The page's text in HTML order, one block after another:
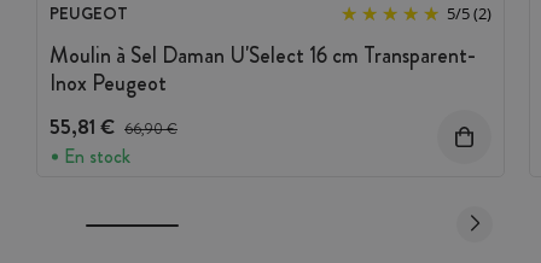
PEUGEOT 5/5(2)
Moulin à Sel Daman U'Select 16 cm Transparent-
Inox Peugeot
55,81 € Prix avant réduction :
66,90 €
En stock